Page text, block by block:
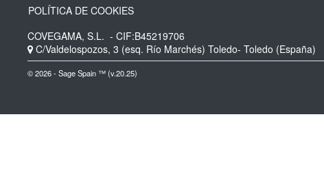
POLÍTICA DE COOKIES
COVEGAMA, S.L. - CIF:B45219706
C/Valdelospozos, 3 (esq. Río Marchés) Toledo- Toledo (España)
© 2026 - Sage Spain ™ (v.20.25)